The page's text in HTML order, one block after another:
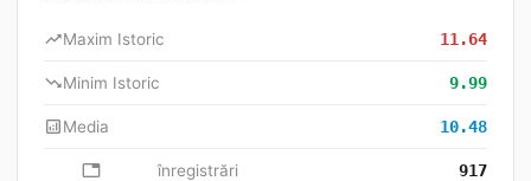
trending_upMaxim Istoric 11.64
trending_downMinim Istoric 9.99
analyticsMedia 10.48
database înregistrări 917